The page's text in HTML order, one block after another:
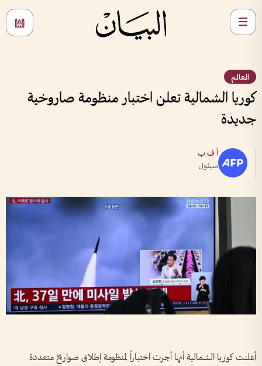
العالم
كوريا الشمالية تعلن اختبار منظومة صاروخية
جديدة
أ ف ب
سيئول
أعلنت كوريا الشمالية أنها أجرت اختباراً لمنظومة إطلاق صواريخ متعددة